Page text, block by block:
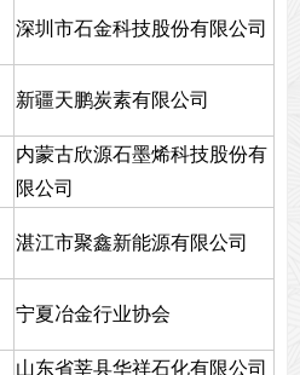
深圳市石金科技股份有限公司
新疆天鹏炭素有限公司
内蒙古欣源石墨烯科技股份有
限公司
湛江市聚鑫新能源有限公司
宁夏冶金行业协会
山东省莘县华祥石化有限公司